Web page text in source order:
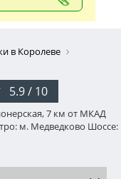
в Королеве
5.9 / 10
7 км от МКАД
м. Медведково Шоссе: